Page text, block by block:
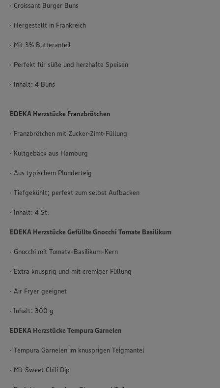
· Croissant Burger Buns
· Hergestellt in Frankreich
· Mit 3% Butteranteil
· Perfekt für süße und herzhafte Speisen
· Inhalt: 4 Buns
EDEKA Herzstücke Franzbrötchen
· Franzbrötchen mit Zucker-Zimt-Füllung
· Kultgebäck aus Hamburg
· Aus typischem Plunderteig
· Tiefgekühlt; perfekt zum selbst Aufbacken
· Inhalt: 4 St.
EDEKA Herzstücke Gefüllte Gnocchi Tomate Basilikum
· Gnocchi mit Tomate-Basilikum-Kern
· Extra knusprig und mit cremiger Füllung
· Air Fryer geeignet
· Inhalt: 300 g
EDEKA Herzstücke Tempura Garnelen
· Tempura Garnelen im knusprigen Teigmantel
· Mit Sweet Chili Dip